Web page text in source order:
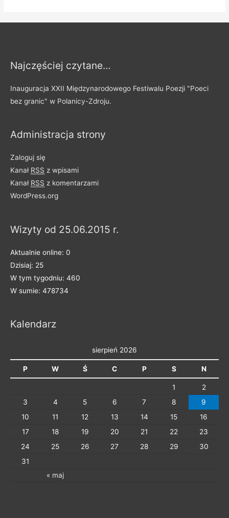
Najczęściej czytane…
Inauguracja XXII Międzynarodowego Festiwalu Poezji "Poeci
bez granic" w Polanicy-Zdroju.
Administracja strony
Zaloguj się
Kanał RSS z wpisami
Kanał RSS z komentarzami
WordPress.org
Wizyty od 25.06.2015 r.
Aktualnie online: 0
Dzisiaj: 25
W tym tygodniu: 460
W sumie: 478734
Kalendarz
sierpień 2026
P W Ś C P S N
« maj
1
2
3
4 5 6 7 8
9
10
11 12 13 14 15
16
17
18 19 20 21 22
23
24
25 26 27 28 29
30
31